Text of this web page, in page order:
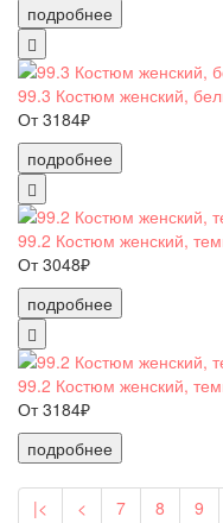
подробнее
99.3 Костюм женский,
От 3184₽
подробнее
99.2 Костюм женский,
От 3048₽
подробнее
99.2 Костюм женский,
От 3184₽
подробнее
|< < 7 8 9